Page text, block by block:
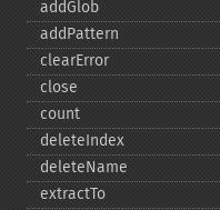
addGlob
addPattern
clearError
close
count
deleteIndex
deleteName
extractTo